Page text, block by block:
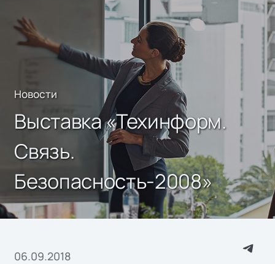
Новости
Выставка «Техинформ.
Связь.
Безопасность-2008»
06.09.2018